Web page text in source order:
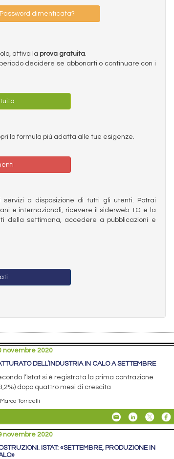
Password dimenticata?
attiva la prova gratuita.
decidere se abbonarti o continuare con i
la formula più adatta alle tue esigenze.
a disposizione di tutti gli utenti. Potrai
e internazionali, ricevere il siderweb TG e la
della settimana, accedere a pubblicazioni e
novembre 2020
DELL’INDUSTRIA IN CALO A SETTEMBRE
l’Istat si è registrata la prima contrazione
dopo quattro mesi di crescita
Torricelli
novembre 2020
ISTAT: «SETTEMBRE, PRODUZIONE IN